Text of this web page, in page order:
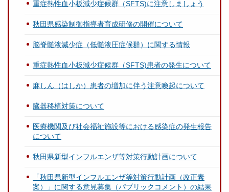
重症熱性血小板減少症候群（SFTS)に注意しましょう
秋田県感染制御指導者育成研修の開催について
脳脊髄液減少症（低髄液圧症候群）に関する情報
重症熱性血小板減少症候群（SFTS)患者の発生について
麻しん（はしか）患者の増加に伴う注意喚起について
臓器移植対策について
医療機関及び社会福祉施設等における感染症の発生報告
について
秋田県新型インフルエンザ等対策行動計画について
「秋田県新型インフルエンザ等対策行動計画（改正素
案）」に関する意見募集（パブリックコメント）の結果